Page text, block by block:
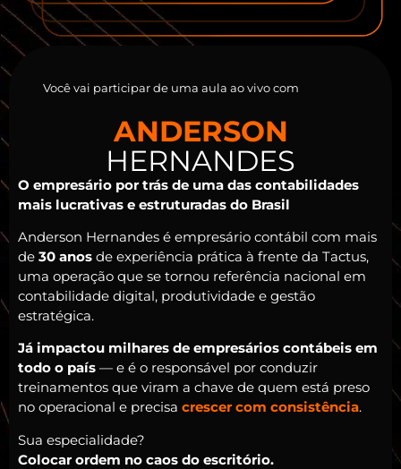
Você vai participar de uma aula ao vivo com
ANDERSON
HERNANDES
O empresário por trás de uma das contabilidades
mais lucrativas e estruturadas do Brasil
Anderson Hernandes é empresário contábil com mais
de 30 anos de experiência prática à frente da Tactus,
uma operação que se tornou referência nacional em
contabilidade digital, produtividade e gestão
estratégica.
Já impactou milhares de empresários contábeis em
todo o país — e é o responsável por conduzir
treinamentos que viram a chave de quem está preso
no operacional e precisa crescer com consistência.
Sua especialidade?
Colocar ordem no caos do escritório.